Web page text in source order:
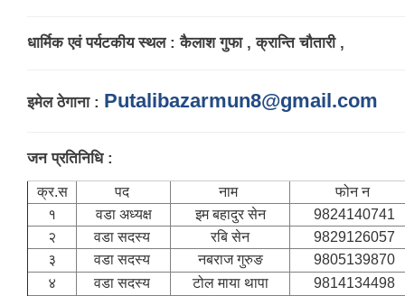
धार्मिक एवं पर्यटकीय स्थल : कैलाश गुफा , क्रान्ति चौतारी ,
इमेल ठेगाना : Putalibazarmun8@gmail.com
जन प्रतिनिधि :
क्र.स पद नाम
फोन न
१
वडा अध्यक्ष इम बहादुर सेन
9824140741
२
वडा सदस्य रबि सेन
9829126057
३
वडा सदस्य नबराज गुरुङ
9805139870
४
वडा सदस्य टोल माया थापा
9814134498